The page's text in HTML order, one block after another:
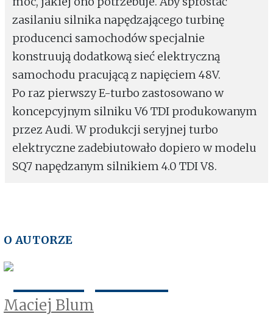
zasilaniu silnika napędzającego turbinę
producenci samochodów specjalnie
konstruują dodatkową sieć elektryczną
samochodu pracującą z napięciem 48V.
Po raz pierwszy E-turbo zastosowano w
koncepcyjnym silniku V6 TDI produkowanym
przez Audi. W produkcji seryjnej turbo
elektryczne zadebiutowało dopiero w modelu
SQ7 napędzanym silnikiem 4.0 TDI V8.
O AUTORZE
Maciej Blum